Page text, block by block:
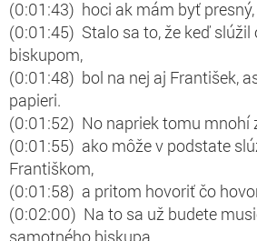
(0:01:43) hoci ak mám byť
(0:01:45) Stalo sa to, že keď
biskupom,
(0:01:48) bol na nej aj František,
papieri.
(0:01:52) No napriek tomu mnohí
(0:01:55) ako môže v podstate
Františkom,
(0:01:58) a pritom hovoriť čo
(0:02:00) Na to sa už budete
samotného biskupa.